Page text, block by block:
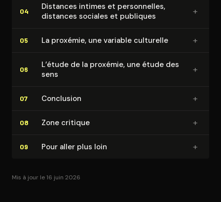
04
Distances intimes et per­son­nelles,
distances sociales et publiques
+
05 La proxémie, une variable culturelle +
06
L’étude de la proxémie, une étude des
sens
+
07 Conclusion +
08 Zone critique +
09 Pour aller plus loin +
Mis à jour le 16 juin 2026